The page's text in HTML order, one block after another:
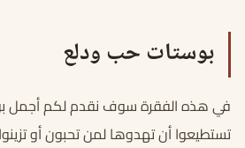
بوستات حب ودلع
في هذه الفقرة سوف نقدم لكم أجمل
تستطيعوا أن تهدوها لمن تحبون أو